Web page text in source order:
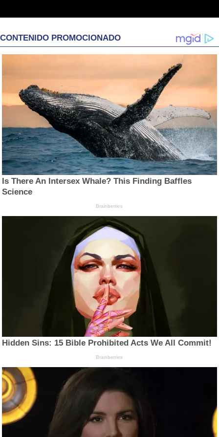
CONTENIDO PROMOCIONADO
Is There An Intersex Whale? This Finding Baffles
Science
Brainberries
Hidden Sins: 15 Bible Prohibited Acts We All Commit!
Brainberries